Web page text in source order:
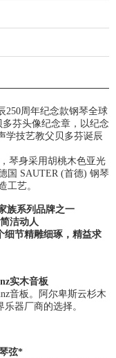
250周年纪念款钢琴全球
芬头像纪念章，以纪念
学技艺教父贝多芬诞辰
琴身采用胡桃木色亚光
国 SAUTER (首德) 钢琴
工艺。
族系列品牌之一
洁动人
细节精雕细琢，精益求
实木音板
音板。阿尔卑斯云杉木
器厂商的选择。
弦*